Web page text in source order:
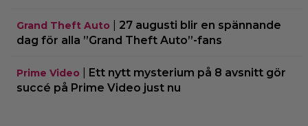
Grand Theft Auto
27 augusti blir en spännande
dag för alla ”Grand Theft Auto”-fans
Prime Video
Ett nytt mysterium på 8 avsnitt gör
succé på Prime Video just nu